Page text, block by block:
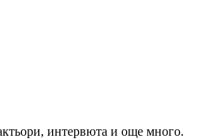
интервюта и още много.